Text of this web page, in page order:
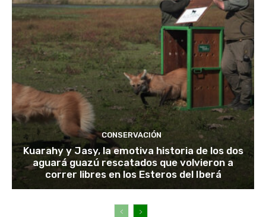
CONSERVACIÓN
Kuarahy y Jasy, la emotiva historia de los dos
aguará guazú rescatados que volvieron a
correr libres en los Esteros del Iberá